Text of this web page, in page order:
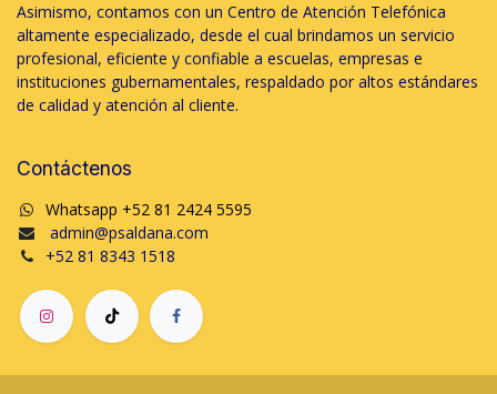
Asimismo, contamos con un Centro de Atención Telefónica
altamente especializado, desde el cual brindamos un servicio
profesional, eficiente y confiable a escuelas, empresas e
instituciones gubernamentales, respaldado por altos estándares
de calidad y atención al cliente.
Contáctenos
Whatsapp +52 81 2424 5595
admin@psaldana.com
+52 81 8343 1518